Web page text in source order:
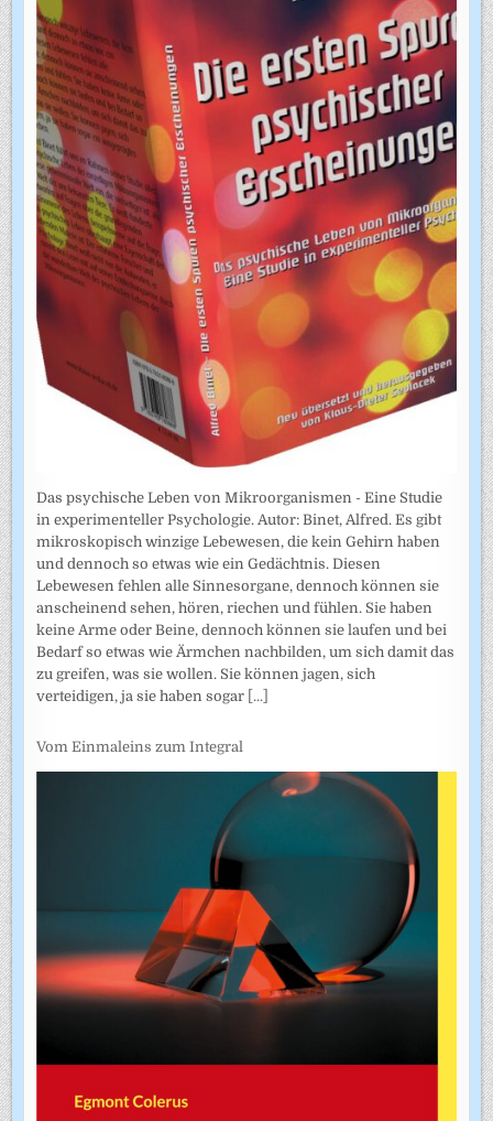
Das psychische Leben von Mikroorganismen - Eine Studie
in experimenteller Psychologie. Autor: Binet, Alfred. Es gibt
mikroskopisch winzige Lebewesen, die kein Gehirn haben
und dennoch so etwas wie ein Gedächtnis. Diesen
Lebewesen fehlen alle Sinnesorgane, dennoch können sie
anscheinend sehen, hören, riechen und fühlen. Sie haben
keine Arme oder Beine, dennoch können sie laufen und bei
Bedarf so etwas wie Ärmchen nachbilden, um sich damit das
zu greifen, was sie wollen. Sie können jagen, sich
verteidigen, ja sie haben sogar [...]
Vom Einmaleins zum Integral